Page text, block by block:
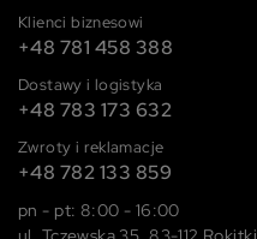
Klienci biznesowi
+48 781 458 388
Dostawy i logistyka
+48 783 173 632
Zwroty i reklamacje
+48 782 133 859
pn - pt: 8:00 - 16:00